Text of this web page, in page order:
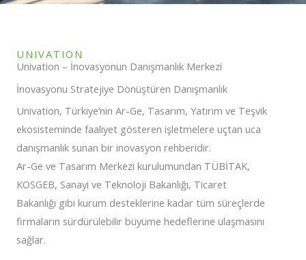
UNIVATION
Univation – İnovasyonun Danışmanlık Merkezi
İnovasyonu Stratejiye Dönüştüren Danışmanlık
Univation, Türkiye’nin Ar-Ge, Tasarım, Yatırım ve Teşvik
ekosisteminde faaliyet gösteren işletmelere uçtan uca
danışmanlık sunan bir inovasyon rehberidir.
Ar-Ge ve Tasarım Merkezi kurulumundan TÜBİTAK,
KOSGEB, Sanayi ve Teknoloji Bakanlığı, Ticaret
Bakanlığı gibi kurum desteklerine kadar tüm süreçlerde
firmaların sürdürülebilir büyüme hedeflerine ulaşmasını
sağlar.